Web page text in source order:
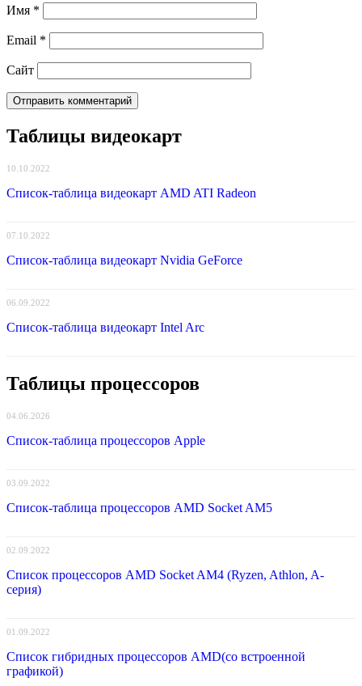
Имя *
Email *
Сайт
Таблицы видеокарт
10.10.2022
Список-таблица видеокарт AMD ATI Radeon
07.10.2022
Список-таблица видеокарт Nvidia GeForce
06.09.2022
Список-таблица видеокарт Intel Arc
Таблицы процессоров
04.06.2026
Список-таблица процессоров Apple
03.09.2022
Список-таблица процессоров AMD Socket AM5
02.09.2022
Список процессоров AMD Socket AM4 (Ryzen, Athlon, A-
серия)
01.09.2022
Список гибридных процессоров AMD(со встроенной
графикой)